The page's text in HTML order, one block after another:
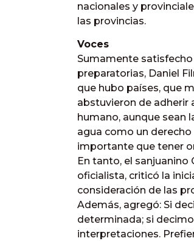
nacionales y
las provincias.
Voces
Sumamente
preparatorias, Daniel
que hubo países, que
abstuvieron de adherir
humano, aunque sean
agua como un derecho
importante que tener
En tanto, el
oficialista, criticó la
consideración de las
Además, agregó: Si
determinada; si
interpretaciones.